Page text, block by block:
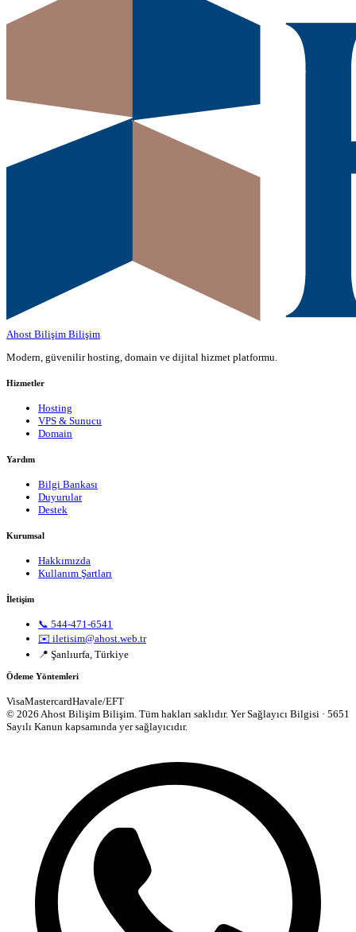
Ahost Bilişim Bilişim
Modern, güvenilir hosting, domain ve dijital hizmet platformu.
Hizmetler
Hosting
VPS & Sunucu
Domain
Yardım
Bilgi Bankası
Duyurular
Destek
Kurumsal
Hakkımızda
Kullanım Şartları
İletişim
📞 544-471-6541
✉️ iletisim@ahost.web.tr
📍 Şanlıurfa, Türkiye
Ödeme Yöntemleri
VisaMastercardHavale/EFT
© 2026 Ahost Bilişim Bilişim. Tüm hakları saklıdır. Yer Sağlayıcı Bilgisi · 5651
Sayılı Kanun kapsamında yer sağlayıcıdır.